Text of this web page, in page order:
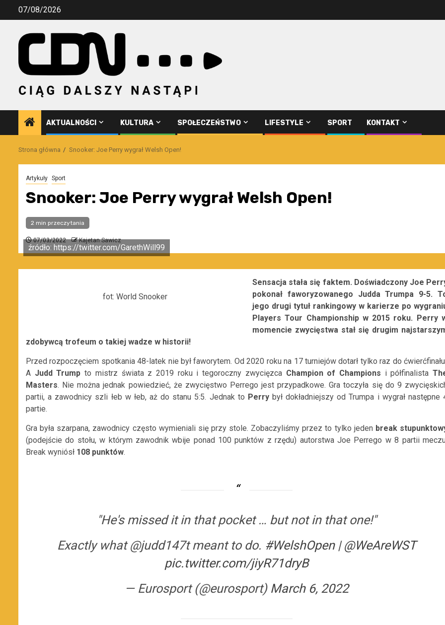
Przejdź07/08/2026
AKTUALNOŚCI KULTURA SPOŁECZEŃSTWO LIFESTYLE SPORT KONTAKT
Strona główna Snooker: Joe Perry wygrał Welsh Open!
Artykuły Sport
Snooker: Joe Perry wygrał Welsh Open!
2 min przeczytania
07/03/2022 Kajetan Sawicz
źródło: https://twitter.com/GarethWill99
fot: World Snooker
Sensacja stała się faktem. Doświadczony Joe
pokonał faworyzowanego Judda Trumpa 9-5.
jego drugi tytuł rankingowy w karierze po
Players Tour Championship w 2015 roku. Perry
momencie zwycięstwa stał się drugim
zdobywcą trofeum o takiej wadze w historii!
Przed rozpoczęciem spotkania 48-latek nie był faworytem. Od 2020 roku na 17 turniejów dotarł tylko raz do
A Judd Trump to mistrz świata z 2019 roku i tegoroczny zwycięzca Champion of Champions i półfinalista
Masters. Nie można jednak powiedzieć, że zwycięstwo Perrego jest przypadkowe. Gra toczyła się do 9
partii, a zawodnicy szli łeb w łeb, aż do stanu 5:5. Jednak to Perrybył dokładniejszy od Trumpa i wygrał następne
partie.
Gra była szarpana, zawodnicy często wymieniali się przy stole. Zobaczyliśmy przez to tylko jeden break
(podejście do stołu, w którym zawodnik wbije ponad 100 punktów z rzędu) autorstwa Joe Perrego w 8 partii
Break wyniósł 108 punktów.
"He's missed it in that pocket … but not in that one!"
Exactly what @judd147t meant to do. #WelshOpen|@WeAreWST
pic.twitter.com/jiyR71dryB
— Eurosport (@eurosport) March 6, 2022